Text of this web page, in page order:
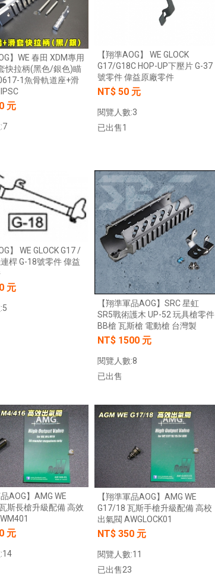
】WE 春田 XDM專用
快拉柄(黑色/銀色)瞄
1魚骨軌道座+滑
元
加入購物車
【翔準AOG】 WE GLOCK
G17/G18C HOP-UP下壓片 G-37
號零件 偉益原廠零件
NT$ 50 元
閱覽人數:3
已出售1
】 WE GLOCK G17 /
桿 G-18號零件 偉益
元
【翔準軍品AOG】SRC 星虹
SR5戰術護木 UP-52 玩具槍零件
BB槍 瓦斯槍 電動槍 台灣製
NT$ 1500 元
閱覽人數:8
已出售
加入購物車
品AOG】AMG WE
斯長槍升級配備 高效
元
【翔準軍品AOG】AMG WE
G17/18 瓦斯手槍升級配備 高校
出氣閥 AWGLOCK01
NT$ 350 元
閱覽人數:11
已出售23